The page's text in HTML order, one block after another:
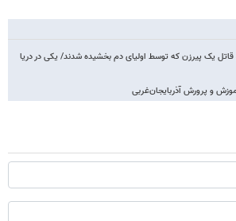
یک پیرزن که توسط اولیای دم بخشیده شدند/ یکی در دریا
و پرورش آذربایجان‌غربی